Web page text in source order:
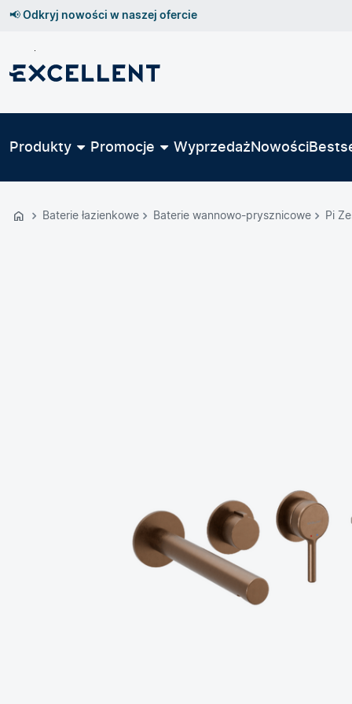
Przejdź
GŁÓWNEJ
📢 Odkryj nowości w naszej ofercie
Produkty Promocje Wyprzedaż Nowości
Baterie łazienkowe Baterie wannowo-prysznicowe Pi